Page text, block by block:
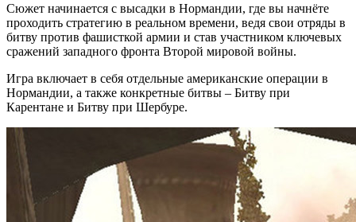
Сюжет начинается с высадки в Нормандии, где вы начнёте
проходить стратегию в реальном времени, ведя свои отряды в
битву против фашисткой армии и став участником ключевых
сражений западного фронта Второй мировой войны.
Игра включает в себя отдельные американские операции в
Нормандии, а также конкретные битвы – Битву при
Карентане и Битву при Шербуре.